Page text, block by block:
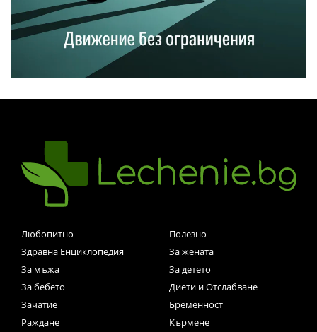
Любопитно
Полезно
Здравна Енциклопедия
За жената
За мъжа
За детето
За бебето
Диети и Отслабване
Зачатие
Бременност
Раждане
Кърмене